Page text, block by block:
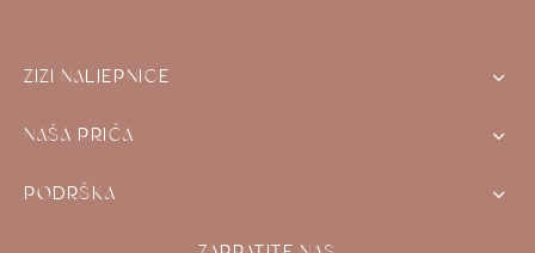
ZIZI NALJEPNICE
NAŠA PRIČA
PODRŠKA